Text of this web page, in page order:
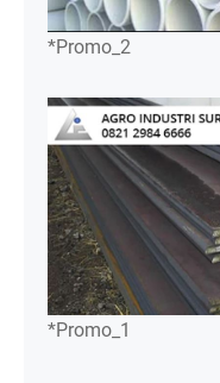
*Promo_2
*Promo_1